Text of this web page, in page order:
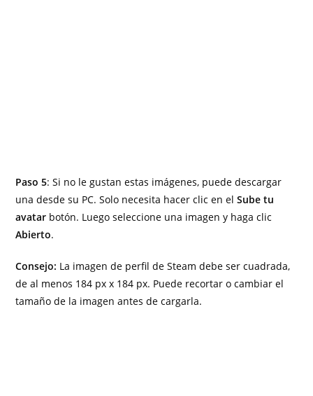
Paso 5: Si no le gustan estas imágenes, puede descargar
una desde su PC. Solo necesita hacer clic en elSube tu
avatar botón. Luego seleccione una imagen y haga clic
Abierto.
Consejo: La imagen de perfil de Steam debe ser cuadrada,
de al menos 184 px x 184 px. Puede recortar o cambiar el
tamaño de la imagen antes de cargarla.